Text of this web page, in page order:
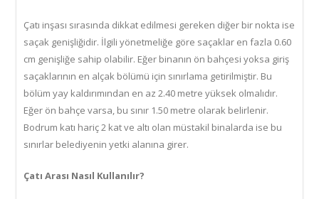
Çatı inşası sırasında dikkat edilmesi gereken diğer bir nokta ise
saçak genişliğidir. İlgili yönetmeliğe göre saçaklar en fazla 0.60
cm genişliğe sahip olabilir. Eğer binanın ön bahçesi yoksa giriş
saçaklarının en alçak bölümü için sınırlama getirilmiştir. Bu
bölüm yay kaldırımından en az 2.40 metre yüksek olmalıdır.
Eğer ön bahçe varsa, bu sınır 1.50 metre olarak belirlenir.
Bodrum katı hariç 2 kat ve altı olan müstakil binalarda ise bu
sınırlar belediyenin yetki alanına girer.
Çatı Arası Nasıl Kullanılır?